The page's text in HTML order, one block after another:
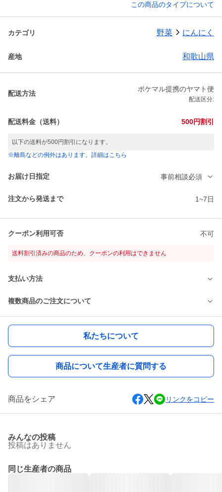
この商品のタイプについて
カテゴリ 野菜 にんにく
産地 和歌山県
配送方法
ポケマル提携のヤマト便
配送区分:
配送料金（送料） 500円割引
以下の送料が500円割引になります。
※離島などの例外はあります。詳細はこちら
お届け日指定 事前相談必須
注文から発送まで 1~7日
クーポン利用可否 不可
送料割引済みの商品のため、クーポンの利用はできません
支払い方法
複数商品のご注文について
私たちについて
商品について生産者に質問する
商品をシェア リンクをコピー
みんなの投稿
投稿はありません
同じ生産者の商品